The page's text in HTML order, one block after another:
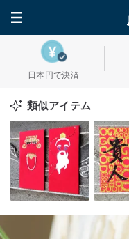
日本円で決済
類似アイテム